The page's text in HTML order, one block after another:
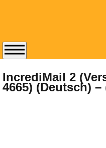
IncrediMail 2
4665) (Deutsch) –
Abonnieren Sie den
14-tägig
erscheinenden
Newsletter von